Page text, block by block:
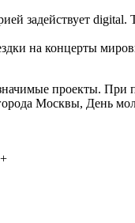
задействует digital.
на концерты
проекты. При
Москвы, День